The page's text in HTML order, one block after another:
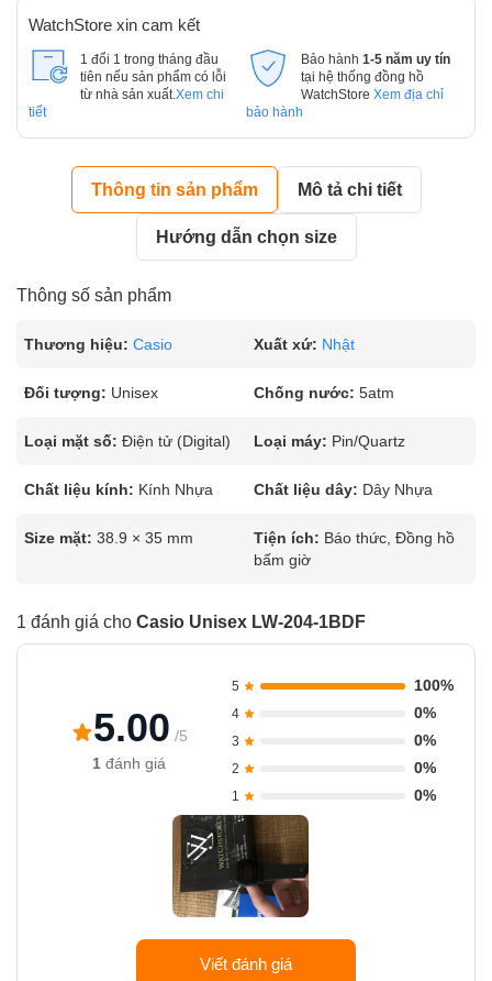
WatchStore xin cam kết
1 đổi 1 trong tháng đầu
tiên nếu sản phẩm có lỗi
từ nhà sản xuất. Xem chi
tiết
Bảo hành 1-5 năm uy tín
tại hệ thống đồng hồ
WatchStore Xem địa chỉ
bảo hành
Thông tin sản phẩm Mô tả chi tiết
Hướng dẫn chọn size
Thông số sản phẩm
Thương hiệu: Casio Xuất xứ: Nhật
Đối tượng: Unisex Chống nước: 5atm
Loại mặt số: Điện tử (Digital) Loại máy: Pin/Quartz
Chất liệu kính: Kính Nhựa Chất liệu dây: Dây Nhựa
Size mặt: 38.9 × 35 mm Tiện ích: Báo thức, Đồng hồ
bấm giờ
1 đánh giá cho Casio Unisex LW-204-1BDF
5.00 /5
1 đánh giá
5 100%
4 0%
3 0%
2 0%
1 0%
Viết đánh giá